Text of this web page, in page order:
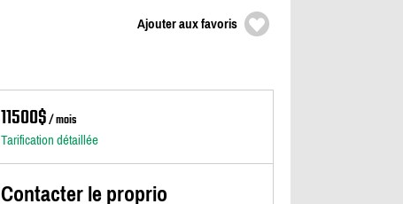
Ajouter aux favoris
11500$/ mois
Tarification détaillée
Contacter le proprio